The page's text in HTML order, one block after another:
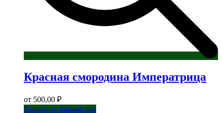
Красная смородина Императрица
от 500,00 ₽
Выберите параметрыЭтот